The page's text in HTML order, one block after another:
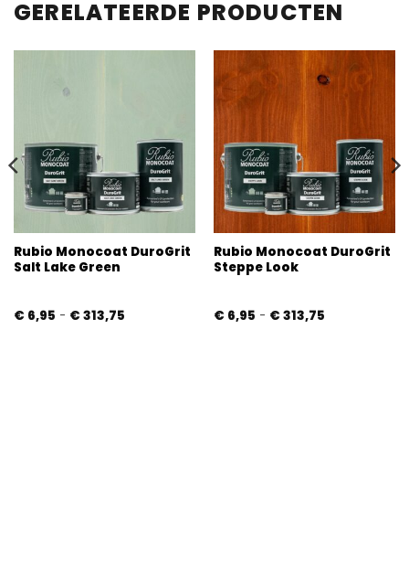
GERELATEERDE PRODUCTEN
Rubio Monocoat DuroGrit
Salt Lake Green
€ 6,95 - € 313,75Prijsklasse:
Rubio Monocoat DuroGrit
Steppe Look
€ 6,95 - € 313,75Prijsklasse: